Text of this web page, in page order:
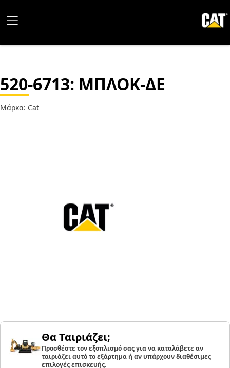
520-6713: ΜΠΛΟΚ-ΔΕ
Μάρκα: Cat
Θα Ταιριάζει;
Προσθέστε τον εξοπλισμό σας για να καταλάβετε αν
ταιριάζει αυτό το εξάρτημα ή αν υπάρχουν διαθέσιμες
επιλογές επισκευής.